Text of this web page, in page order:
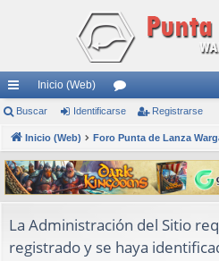
nl
ac
es
rá
pi
do
Inicio (Web)
or
os
Buscar Identificarse Registrarse
Inicio (Web) Foro Punta de Lanza
La Administración del Sitio
registrado y se haya